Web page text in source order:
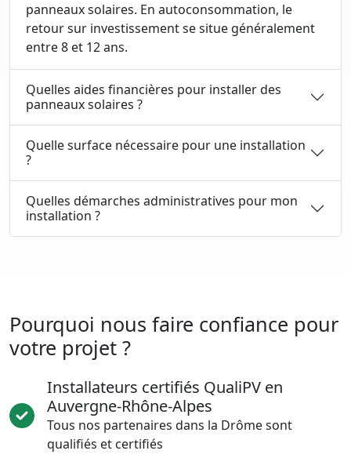
panneaux solaires. En autoconsommation, le
retour sur investissement se situe généralement
entre 8 et 12 ans.
Quelles aides financières pour installer des
panneaux solaires ?
Quelle surface nécessaire pour une installation
?
Quelles démarches administratives pour mon
installation ?
Pourquoi nous faire confiance pour
votre projet ?
Installateurs certifiés QualiPV en
Auvergne-Rhône-Alpes
Tous nos partenaires dans la Drôme sont
qualifiés et certifiés